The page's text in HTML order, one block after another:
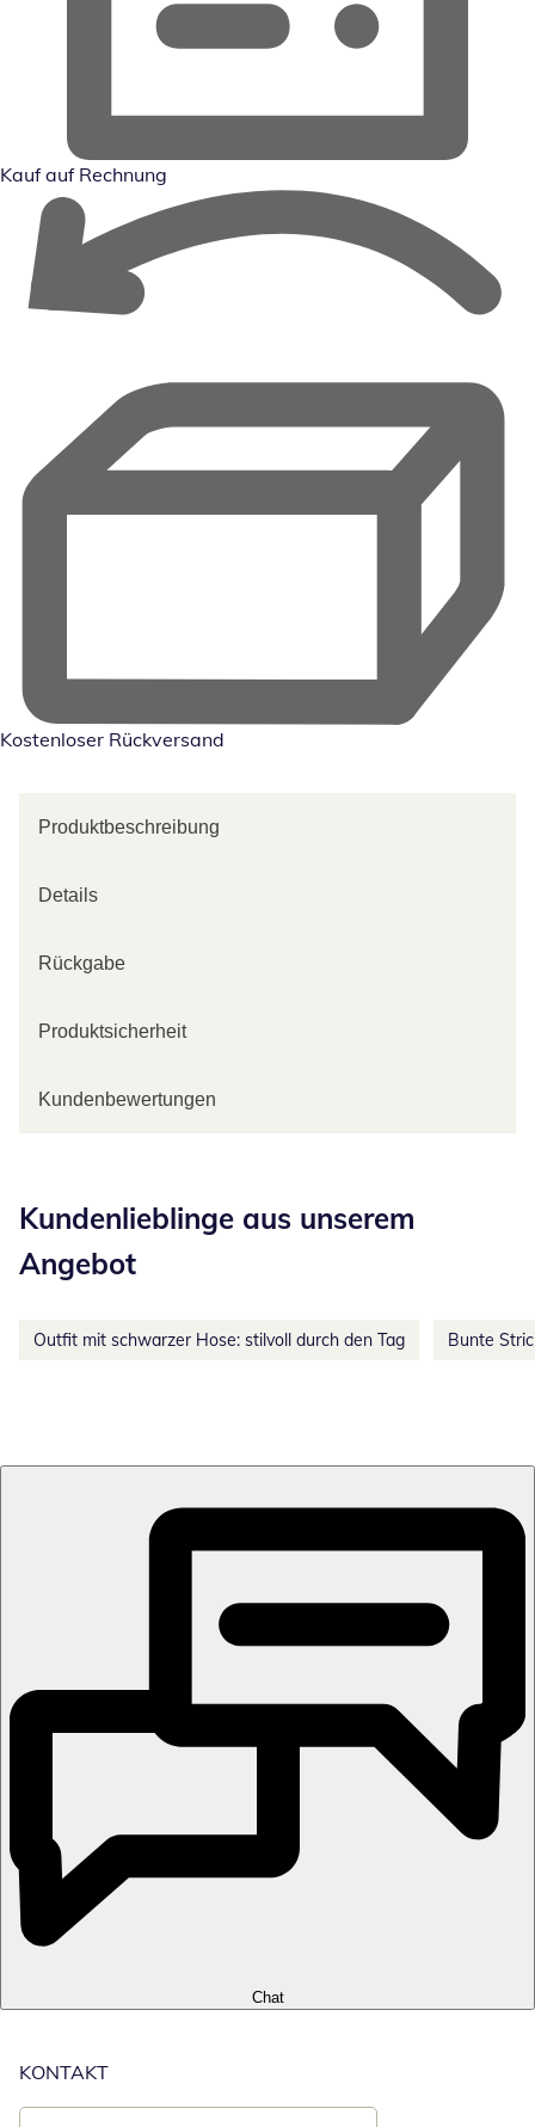
Kauf auf Rechnung
Kostenloser Rückversand
Produktbeschreibung
Details
Rückgabe
Produktsicherheit
Kundenbewertungen
Kundenlieblinge aus unserem
Angebot
Outfit mit schwarzer Hose: stilvoll durch den Tag Bunte
Chat
KONTAKT